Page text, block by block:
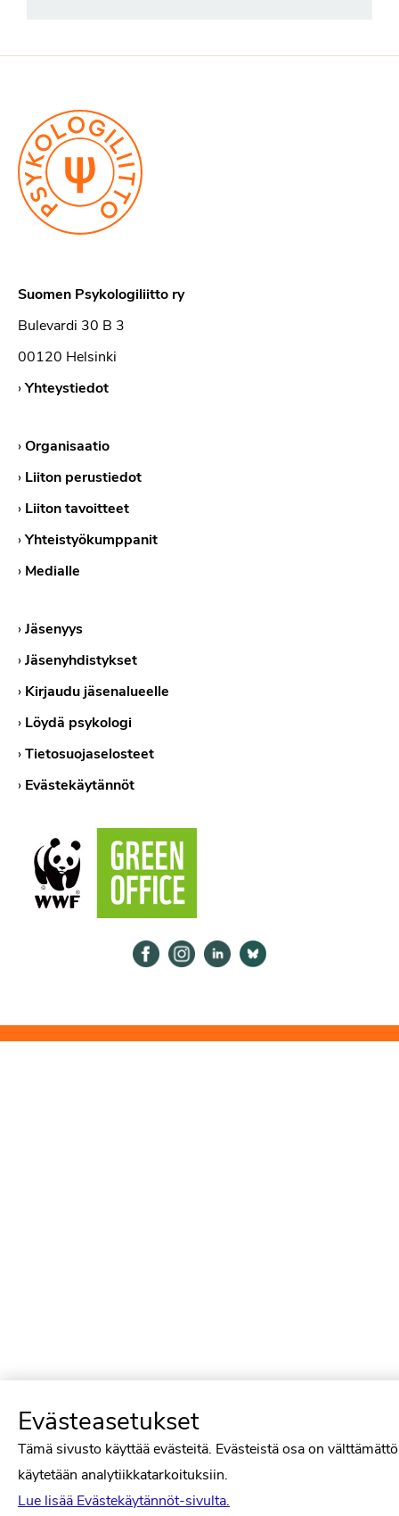
Suomen Psykologiliitto ry
Bulevardi 30 B 3
00120 Helsinki
›Yhteystiedot
›Organisaatio
› Liiton perustiedot
› Liiton tavoitteet
›Yhteistyökumppanit
› Medialle
›Jäsenyys
›Jäsenyhdistykset
› Kirjaudu jäsenalueelle
› Löydä psykologi
›Tietosuojaselosteet
› Evästekäytännöt
Evästeasetukset
Tämä sivusto käyttää evästeitä. Evästeistä osa on
käytetään analytiikkatarkoituksiin.
Lue lisää Evästekäytännöt-sivulta.